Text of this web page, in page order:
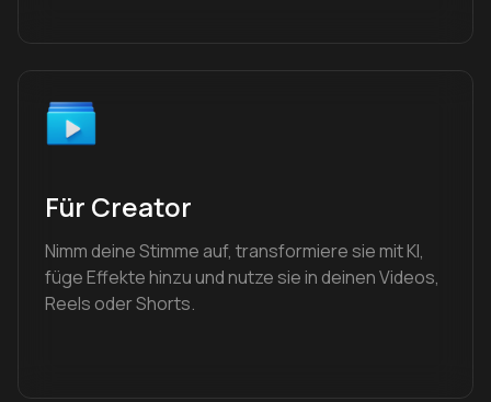
Für Creator
Nimm deine Stimme auf, transformiere sie mit KI,
füge Effekte hinzu und nutze sie in deinen Videos,
Reels oder Shorts.